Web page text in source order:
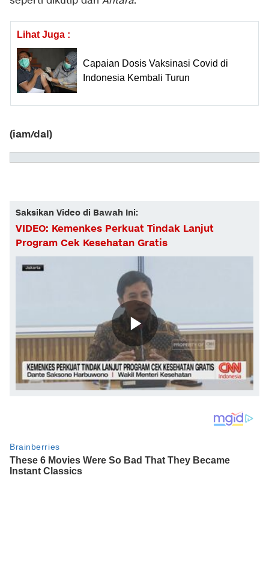
Lihat Juga :
Capaian Dosis Vaksinasi Covid di
Indonesia Kembali Turun
(iam/dal)
Saksikan Video di Bawah Ini:
VIDEO: Kemenkes Perkuat Tindak Lanjut
Program Cek Kesehatan Gratis